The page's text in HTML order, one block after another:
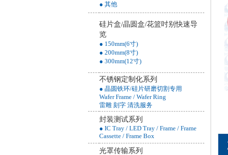
● 其他
硅片盒/晶圆盒/花篮吋别快速导
览
● 150mm(6寸)
● 200mm(8寸)
● 300mm(12寸)
不锈钢定制化系列
● 晶圆铁环/硅片研磨切割专用
Wafer Frame / Wafer Ring
雷雕 刻字 清洗服务
封装测试系列
● IC Tray / LED Tray / Frame / Frame
Cassette / Frame Box
光罩传输系列